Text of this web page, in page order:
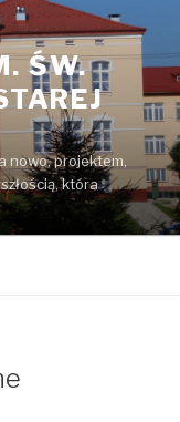
ŚW.
nowo, projektem,
która